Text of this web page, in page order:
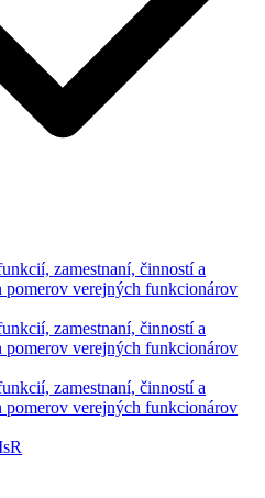
zamestnaní, činností a
pomerov verejných funkcionárov
zamestnaní, činností a
pomerov verejných funkcionárov
zamestnaní, činností a
pomerov verejných funkcionárov